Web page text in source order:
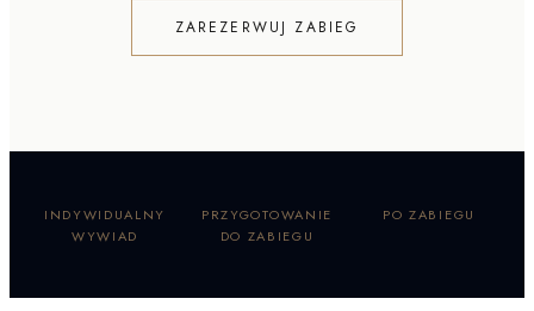
ZAREZERWUJ ZABIEG
INDYWIDUALNY
WYWIAD
PRZYGOTOWANIE
DO ZABIEGU
PO ZABIEGU